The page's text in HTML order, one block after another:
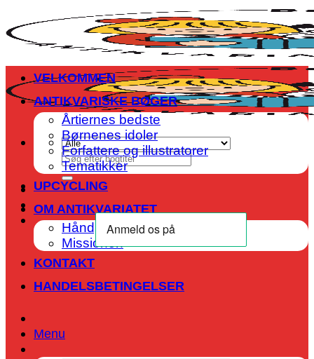
til
indhold
Søg
efter:
VELKOMMEN
ANTIKVARISKE BØGER
Årtiernes bedste
Børnenes idoler
Forfattere og illustratorer
Tematikker
UPCYCLING
OM ANTIKVARIATET
Håndplukkede bøger
Missionen
KONTAKT
HANDELSBETINGELSER
Menu